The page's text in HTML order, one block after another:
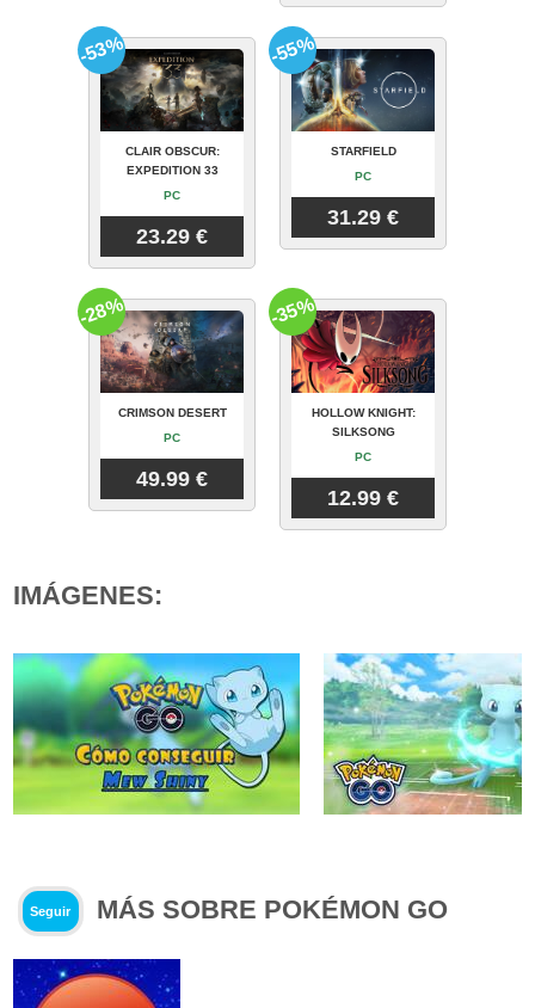
CLAIR OBSCUR:
EXPEDITION 33
PC
23.29 €
-53%
STARFIELD
PC
31.29 €
-55%
CRIMSON DESERT
PC
49.99 €
-28%
HOLLOW KNIGHT:
SILKSONG
PC
12.99 €
-35%
IMÁGENES:
Seguir MÁS SOBRE POKÉMON GO